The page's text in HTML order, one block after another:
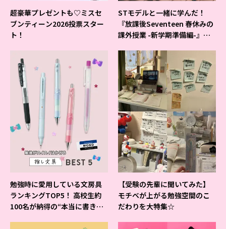
超豪華プレゼントも♡ミスセ
ブンティーン2026投票スター
ト！
STモデルと一緒に学んだ！
『放課後Seventeen 春休みの
課外授業 -新学期準備編-』イ
勉強時に愛用している文房具
ランキングTOP5！ 高校生約
100名が納得の“本当に書きや
【受験の先輩に聞いてみた】
モチベが上がる勉強空間のこ
だわりを大特集☆